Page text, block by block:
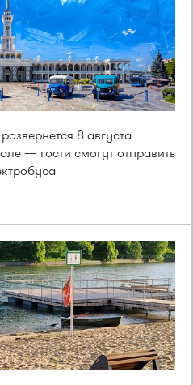
8 августа
— гости смогут отправить